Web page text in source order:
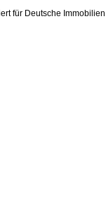
für Deutsche Immobilien